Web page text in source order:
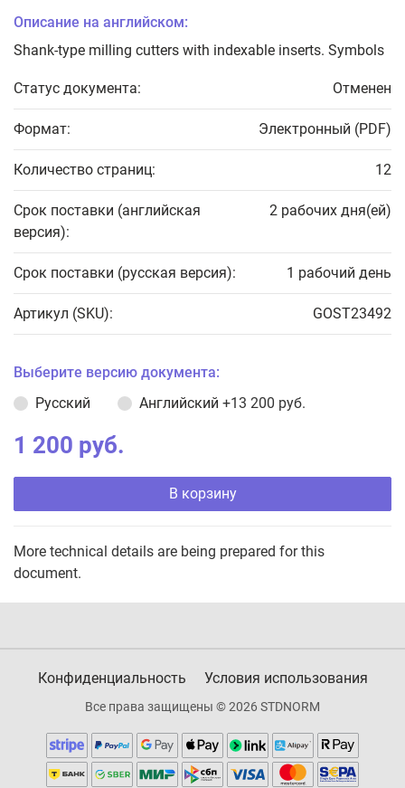
Описание на английском:
Shank-type milling cutters with indexable inserts. Symbols
Статус документа: Отменен
Формат: Электронный (PDF)
Количество страниц: 12
Срок поставки (английская
версия):
2 рабочих дня(ей)
Срок поставки (русская версия): 1 рабочий день
Артикул (SKU): GOST23492
Выберите версию документа:
Русский
Английский +13 200 руб.
1 200 руб.
В корзину
More technical details are being prepared for this
document.
Конфиденциальность Условия использования
Все права защищены © 2026 STDNORM